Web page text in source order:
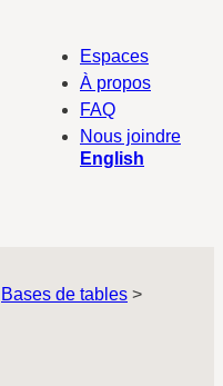
Espaces
À propos
FAQ
Nous joindre
English
Bases de tables >